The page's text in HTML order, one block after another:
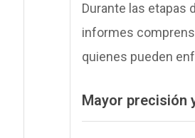
Durante las etapas
informes
quienes pueden
Mayor precisión